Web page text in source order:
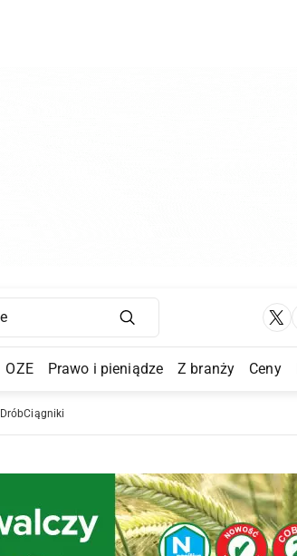
Main Navigation
OZE Prawo i pieniądze Z branży Ceny
DróbCiągniki